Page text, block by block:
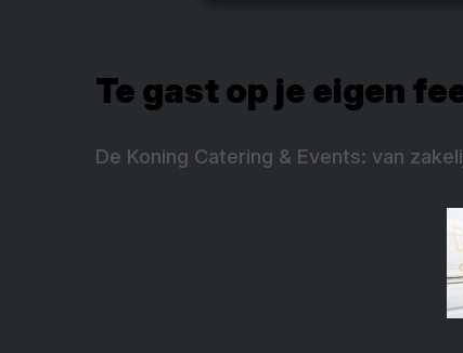
Te gast op je eigen
De Koning Catering & Events: van